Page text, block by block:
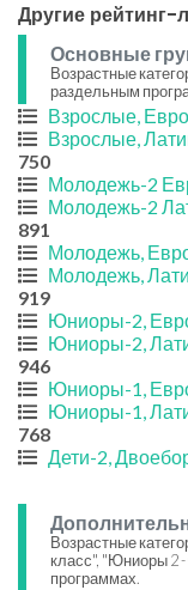
Другие рейтинг-
Основные
Возрастные
раздельным
Взрослые,
Взрослые,
750
Молодежь-2
Молодежь-2
891
Молодежь,
Молодежь,
919
Юниоры-2,
Юниоры-2,
946
Юниоры-1,
Юниоры-1,
768
Дети-2,
Возрастные
класс", "Юниоры 2
программах.